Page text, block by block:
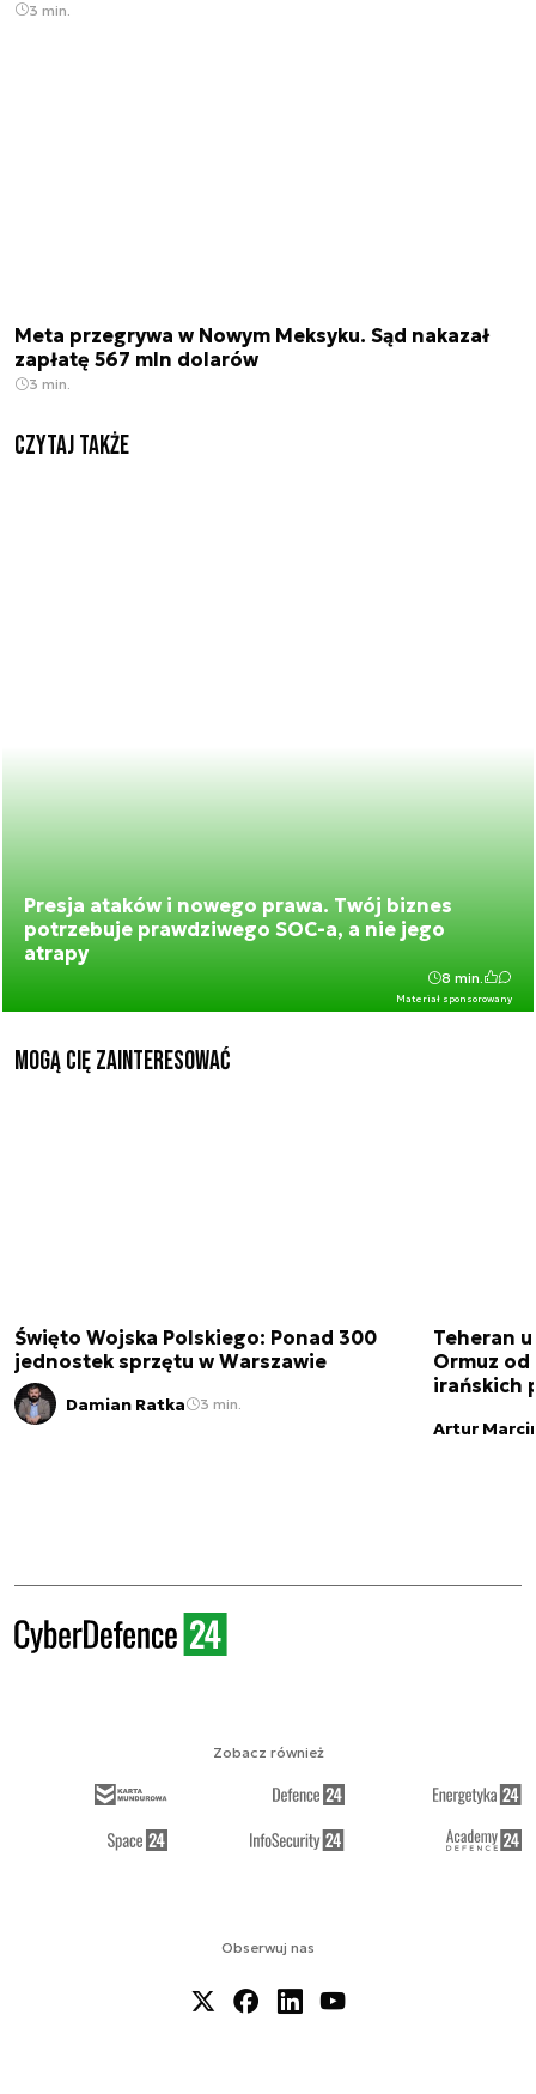
3 min.
Meta przegrywa w Nowym Meksyku. Sąd nakazał
zapłatę 567 mln dolarów
3 min.
Czytaj także
Presja ataków i nowego prawa. Twój biznes
potrzebuje prawdziwego SOC-a, a nie jego
atrapy
Materiał sponsorowany
8 min.
Mogą Cię zainteresować
Święto Wojska Polskiego: Ponad 300
jednostek sprzętu w Warszawie
Damian Ratka 3 min.
Teheran
Ormuz
irańskich
Artur
Obserwuj nas
Zobacz również